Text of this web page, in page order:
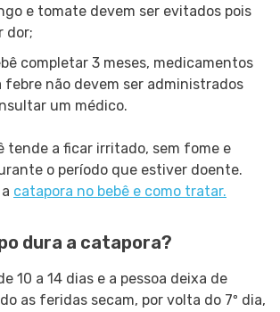
e tomate devem ser evitados pois
dor;
completar 3 meses, medicamentos
febre não devem ser administrados
um médico.
tende a ficar irritado, sem fome e
o período que estiver doente.
catapora no bebê e como tratar.
dura a catapora?
10 a 14 dias e a pessoa deixa de
as feridas secam, por volta do 7º dia,